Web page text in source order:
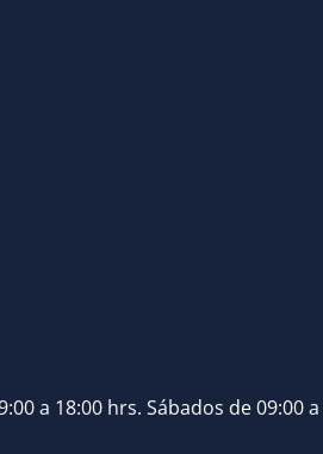
a 18:00 hrs. Sábados de 09:00 a